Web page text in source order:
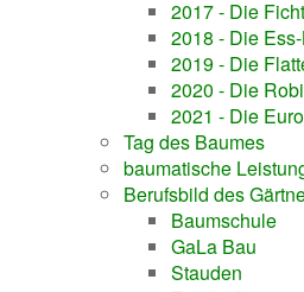
2017 - Die
2018 - Die
2019 - Die
2020 - Die
2021 - Die
Tag des Baumes
baumatische
Berufsbild des
Baumschule
GaLa Bau
Stauden